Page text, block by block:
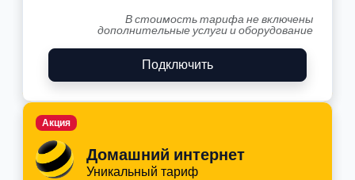
В стоимость тарифа не включены
дополнительные услуги и оборудование
Подключить
Домашний интернет
Уникальный тариф
Акция